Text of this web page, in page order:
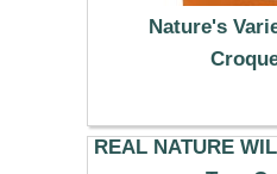
Nature's
REAL NATURE